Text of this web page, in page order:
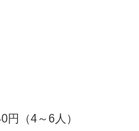
円（4～6人）